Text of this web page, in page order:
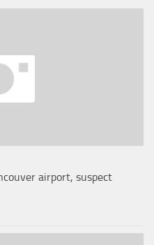
airport, suspect